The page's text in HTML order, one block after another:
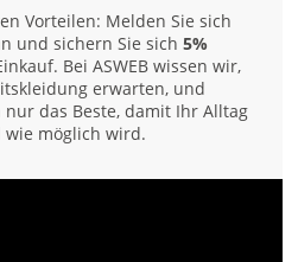
Vorteilen: Melden Sie sich
und sichern Sie sich5%
Bei ASWEB wissen wir,
erwarten, und
das Beste, damit Ihr Alltag
möglich wird.